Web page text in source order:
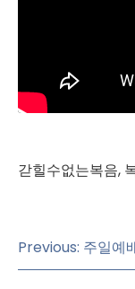
갇힐수없는복음,
Previous: 주일예